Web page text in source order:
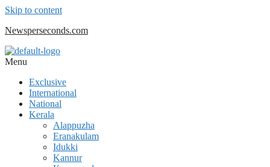
Skip to content
Newsperseconds.com
Menu
Exclusive
International
National
Kerala
Alappuzha
Eranakulam
Idukki
Kannur